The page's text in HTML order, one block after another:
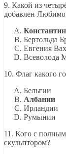
9. Какой из
добавлен
Бертольда
Евгения
Всеволода
10. Флаг какого
Бельгии
Албании
Ирландии
Румынии
11. Кого с
скульптором?